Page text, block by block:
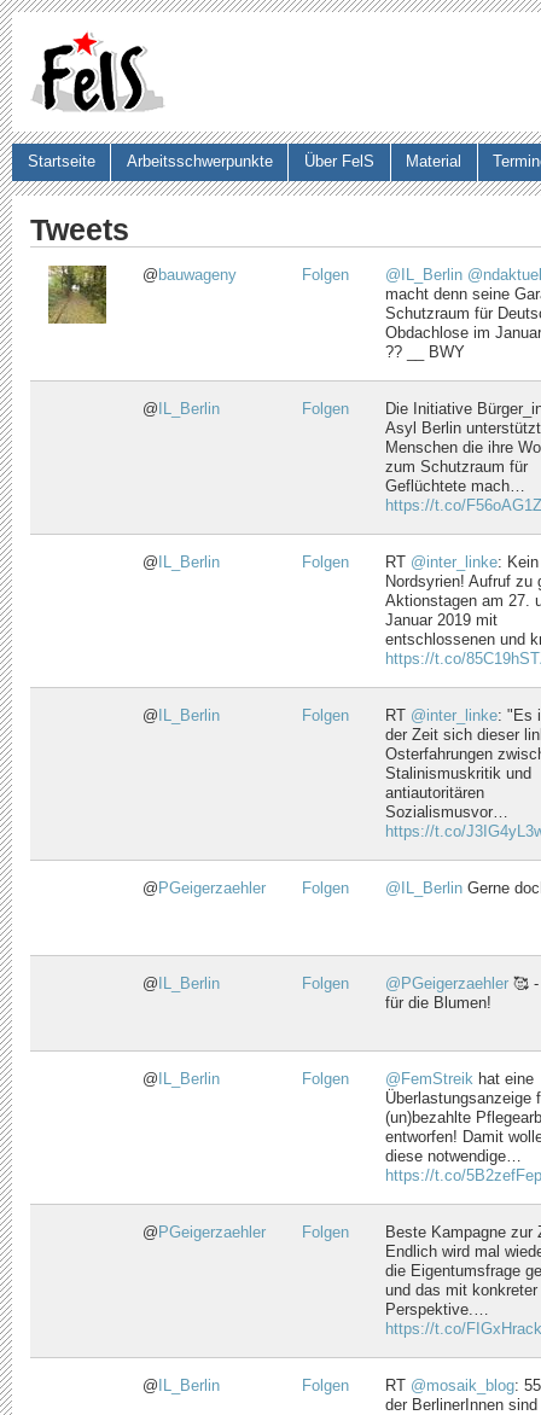
Tweets
@ bauwageny Folgen @IL_Berlin
macht denn seine
Schutzraum für
Obdachlose im
?? __ BWY
@ IL_Berlin Folgen
Die Initiative
Asyl Berlin unterstützt
Menschen die ihre
zum Schutzraum für
Geflüchtete mach…
https://t.co/
@ IL_Berlin Folgen RT @inter_linke:
Nordsyrien! Aufruf zu
Aktionstagen am 27.
Januar 2019 mit
entschlossenen und
https://t.co/
@ IL_Berlin Folgen RT @inter_linke: "Es
der Zeit sich dieser
Osterfahrungen
Stalinismuskritik und
antiautoritären
Sozialismusvor…
https://t.co/
@ PGeigerzaehler Folgen @IL_Berlin Gerne
@ IL_Berlin Folgen @PGeigerzaehler 🥰
für die Blumen!
@ IL_Berlin Folgen @FemStreik hat eine
Überlastungsanzeige
(un)bezahlte
entworfen! Damit
diese notwendige…
https://t.co/
@ PGeigerzaehler Folgen
Beste Kampagne zur
Endlich wird mal
die Eigentumsfrage
und das mit konkreter
Perspektive.…
https://t.co/
@ IL_Berlin Folgen RT @mosaik_blog:
der BerlinerInnen
Startseite Arbeitsschwerpunkte Über FelS Material
Suchformular